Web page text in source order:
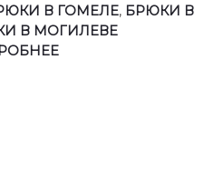
В ГОМЕЛЕ, БРЮКИ В
В МОГИЛЕВЕ